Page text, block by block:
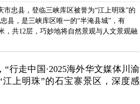
市忠县，登临三峡库区被誉为“江上明珠”的
县，是三峡库区唯一的“半淹县城”，有
，共12层，巧妙地将自然景观与人文景观融
“行走中国·2025海外华文媒体川渝
上明珠”的石宝寨景区，深度感